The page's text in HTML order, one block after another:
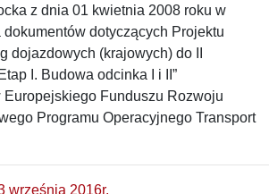
z dnia 01 kwietnia 2008 roku w
dotyczących Projektu
dojazdowych (krajowych) do II
I. Budowa odcinka I i II”
Funduszu Rozwoju
Programu Operacyjnego Transport
września 2016r.